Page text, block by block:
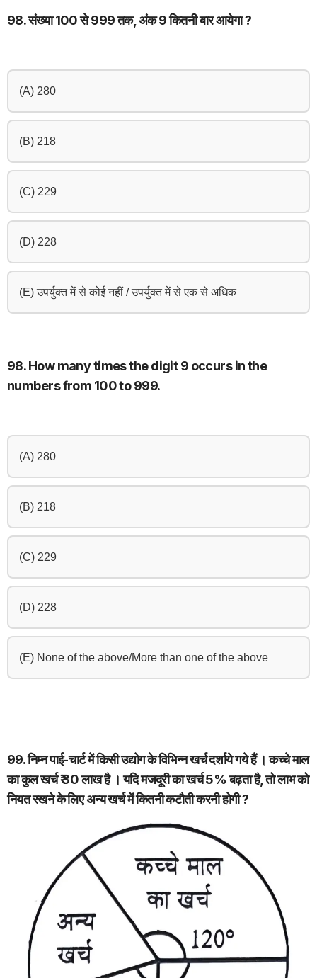
98. संख्या 100 से 999 तक, अंक 9 कितनी बार आयेगा ?
(A) 280
(B) 218
(C) 229
(D) 228
(E) उपर्युक्त में से कोई नहीं / उपर्युक्त में से एक से अधिक
98. How many times the digit 9 occurs in the
numbers from 100 to 999.
(A) 280
(B) 218
(C) 229
(D) 228
(E) None of the above/More than one of the above
99. निम्न पाई-चार्ट में किसी उद्योग के विभिन्न खर्च दर्शाये गये हैं । कच्चे माल
का कुल खर्च ₹ 30 लाख है । यदि मजदूरी का खर्च 5% बढ़ता है, तो लाभ को
नियत रखने के लिए अन्य खर्च में कितनी कटौती करनी होगी ?